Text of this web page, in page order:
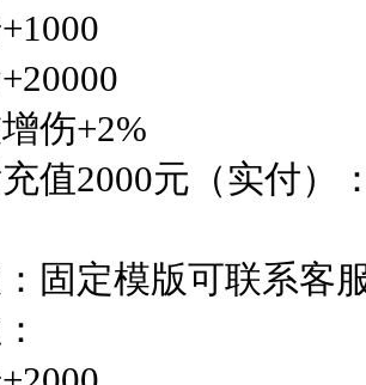
伤+2%
值2000元（实付）
固定模版可联系客